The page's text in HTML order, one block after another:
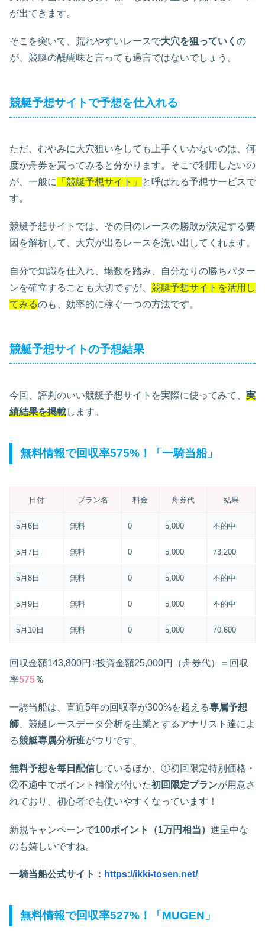
が出てきます。
そこを突いて、荒れやすいレースで大穴を狙っていく の
が、競艇の醍醐味と言っても過言ではないでしょう。
競艇予想サイトで予想を仕入れる
ただ、むやみに大穴狙いをしても上手くいかないのは、何
度か舟券を買ってみると分かります。そこで利用したいの
が、一般に
「競艇予想サイト」
と呼ばれる予想サービスで
す。
競艇予想サイトでは、その日のレースの勝敗が決定する要
因を解析して、大穴が出るレースを洗い出してくれます。
自分で知識を仕入れ、場数を踏み、自分なりの勝ちパター
ンを確立することも大切ですが、 競艇予想サイトを活用し
てみるのも、効率的に稼ぐ一つの方法です。
競艇予想サイトの予想結果
今回、評判のいい競艇予想サイトを実際に使ってみて、 実
績結果を掲載します。
無料情報で回収率575%！「一騎当船」
日付 プラン名 料金 舟券代 結果
5月6日 無料 0 5,000 不的中
5月7日 無料 0 5,000 73,200
5月8日 無料 0 5,000 不的中
5月9日 無料 0 5,000 不的中
5月10日 無料 0 5,000 70,600
回収金額143,800円÷投資金額25,000円（舟券代）＝回収
率575％
一騎当船は、直近5年の回収率が300%を超える専属予想
師 、競艇レースデータ分析を生業とするアナリスト達によ
る競艇専属分析班がウリです。
無料予想を毎日配信しているほか、①初回限定特別価格・
②不適中でポイント補償が付いた初回限定プランが用意さ
れており、初心者でも使いやすくなっています！
新規キャンペーンで100ポイント（1万円相当） 進呈中な
のも嬉しいですね。
一騎当船公式サイト： https://ikki-tosen.net/
無料情報で回収率527%！「MUGEN」